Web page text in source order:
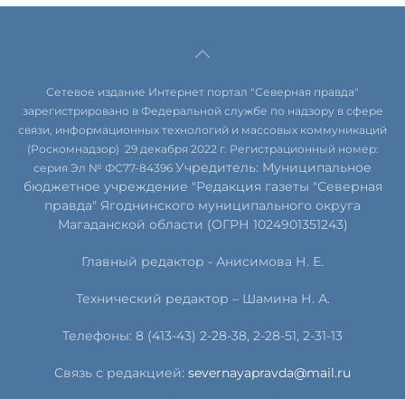
Сетевое издание Интернет портал "Северная правда"
зарегистрировано в Федеральной службе по надзору в сфере
связи, информационных технологий и массовых коммуникаций
(Роскомнадзор) 29 декабря 2022 г. Регистрационный номер:
серия Эл № ФС77-84396 Учредитель: Муниципальное
бюджетное учреждение "Редакция газеты "Северная
правда" Ягоднинского муниципального округа
Магаданской области (ОГРН 1024901351243)
Главный редактор - Анисимова Н. Е.
Технический редактор – Шамина Н. А.
Телефоны: 8 (413-43) 2-28-38, 2-28-51, 2-31-13
Связь с редакцией: severnayapravda@mail.ru